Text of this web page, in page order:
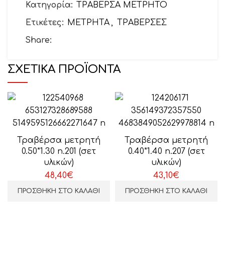
Κατηγορία: ΤΡΑΒΕΡΣΑ ΜΕΤΡΗΤΟ
Ετικέτες:
ΜΕΤΡΗΤΑ
ΤΡΑΒΕΡΣΕΣ
Share:
ΣΧΕΤΙΚΆ ΠΡΟΪΌΝΤΑ
Τραβέρσα μετρητή
0.50*1.30 n.201 (σετ
υλικών)
48,40€
ΠΡΟΣΘΉΚΗ ΣΤΟ ΚΑΛΆΘΙ
Τραβέρσα μετρητή
0.40*1.40 n.207 (σετ
υλικών)
43,10€
ΠΡΟΣΘΉΚΗ ΣΤΟ ΚΑΛΆΘΙ